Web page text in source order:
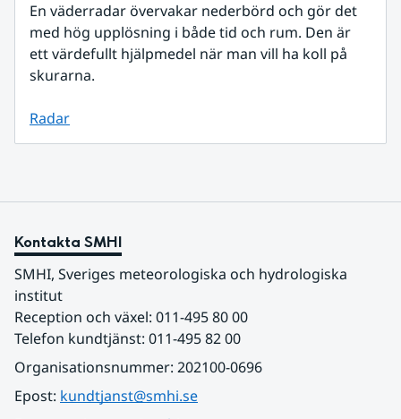
En väderradar övervakar nederbörd och gör det
med hög upplösning i både tid och rum. Den är
ett värdefullt hjälpmedel när man vill ha koll på
skurarna.
Radar
Kontakta SMHI
SMHI, Sveriges meteorologiska och hydrologiska
institut
Reception och växel: 011-495 80 00
Telefon kundtjänst: 011-495 82 00
Organisationsnummer: 202100-0696
Epost: kundtjanst@smhi.se